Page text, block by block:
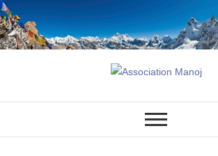
Association